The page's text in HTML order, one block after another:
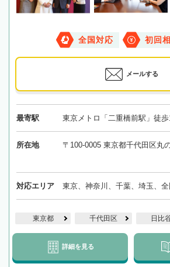
全国対応 初回
メールする
最寄駅 東京メトロ「二重橋前駅」徒歩
所在地 〒100-0005 東京都千代田区丸
対応エリア 東京、神奈川、千葉、埼玉、
東京都 千代田区 日比
詳細を見る